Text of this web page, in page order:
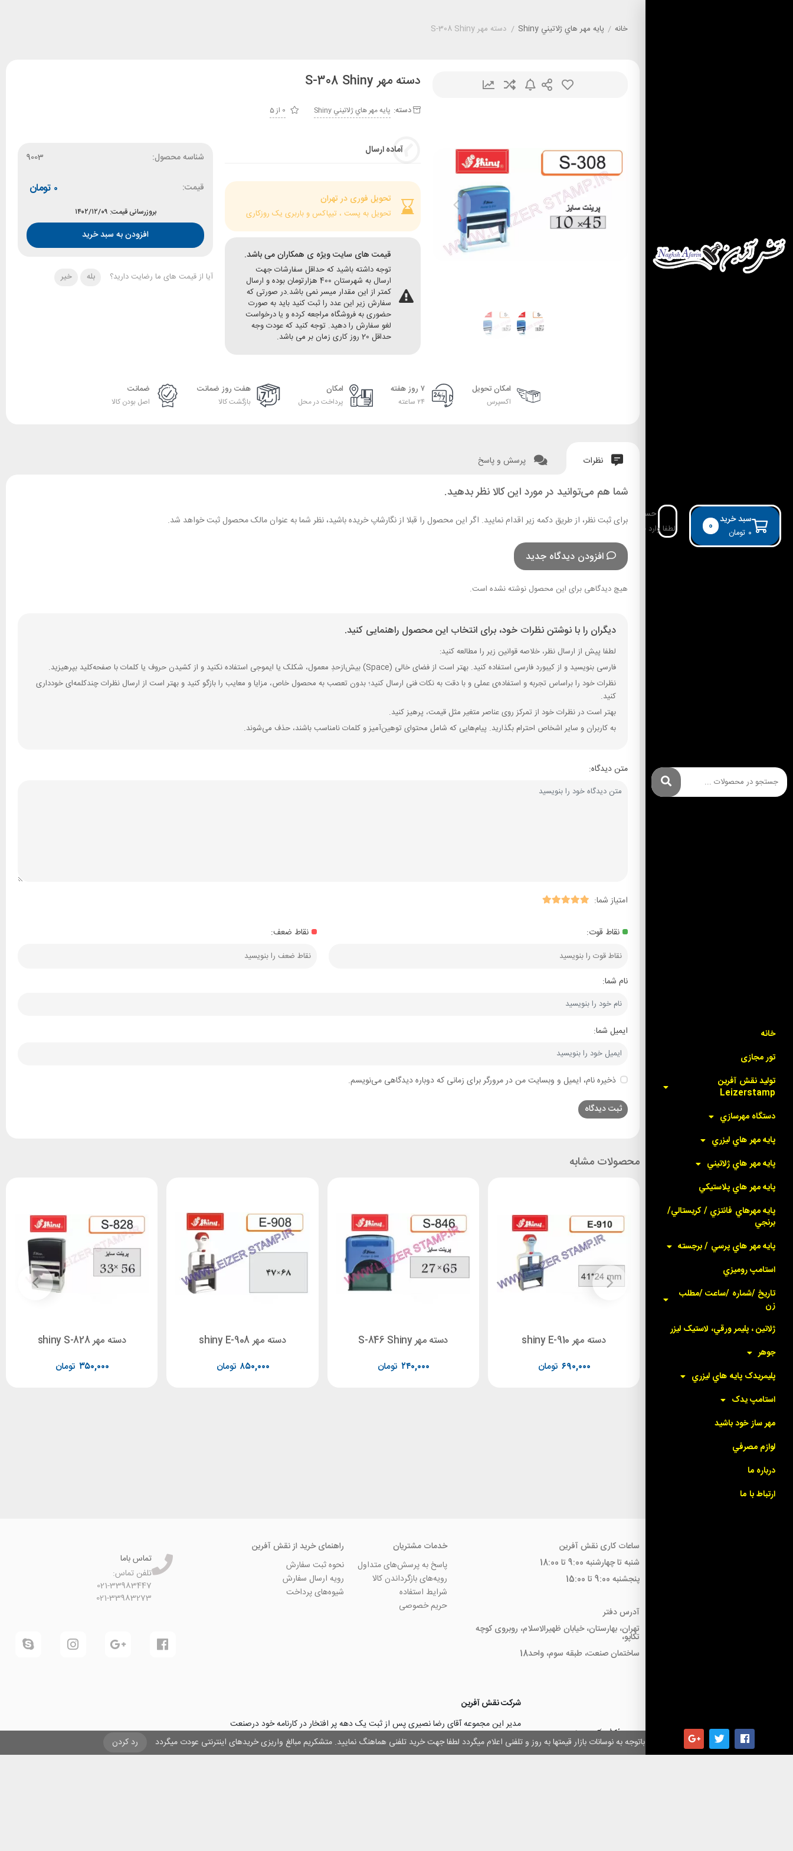
همکاران گرامی باتوجه به نوسانات بازار قیمتها به روز و تلفنی اعلام میگردد لطفا جهت خرید تلفنی هماهنگ نمایید. متشکریم مبالغ واریزی خریدهای اینترنتی عودت میگردد رد کردن
سبد خرید
تومان ۰ 0
حساب کاربری
لطفا وارد حساب خود شوید!
خانه
تور مجازی
توليد نقش آفرين
Leizerstamp
دستگاه مهرسازي
پايه مهر هاي ليزري
پايه مهر هاي ژلاتيني
پايه مهر هاي پلاستيکي
پايه مهرهاي فانتزي / کريستالي/
برنجي
پايه مهر هاي پرسي / برجسته
استامپ روميزي
تاريخ /شماره /ساعت /مطلب
زن
ژلاتين ، پليمر ورقي، لاستيک ليزر
جوهر
پليمريدک پايه هاي ليزري
استامپ يدک
مهر ساز خود باشيد
لوازم مصرفي
درباره ما
ارتباط با ما
خانه / پايه مهر هاي ژلاتيني Shiny / دسته مهر S-308 Shiny
دسته مهر S-308 Shiny
دسته: پايه مهر هاي ژلاتيني Shiny 0 از 5
آماده ارسال
تحویل فوری در تهران
تحویل به پست ، تیپاکس و باربری یک روزکاری
قیمت های سایت ویژه ی همکاران می باشد.
توجه داشته باشید که حداقل سفارشات جهت
ارسال به شهرستان 400 هزارتومان بوده و ارسال
کمتر از این مقدار میسر نمی باشد.در صورتی که
سفارش زیر این عدد را ثبت کنید باید به صورت
حضوری به فروشگاه مراجعه کرده و یا درخواست
لغو سفارش را دهید. توجه کنید که عودت وجه
حداقل 20 روز کاری زمان بر می باشد.
شناسه محصول: 9003
قیمت: تومان ۰
بروزرسانی قیمت: ۱۴۰۲/۱۲/۰۹
افزودن به سبد خرید
آیا از قیمت های ما رضایت دارید؟ بله خیر
امکان تحویل
اکسپرس
۷ روز هفته
۲۴ ساعته
امکان
پرداخت در محل
هفت روز ضمانت
بازگشت کالا
ضمانت
اصل بودن کالا
نظرات پرسش و پاسخ
شما هم می‌توانید در مورد این کالا نظر بدهید.
برای ثبت نظر، از طریق دکمه زیر اقدام نمایید. اگر این محصول را قبلا از نگارشاپ خریده باشید، نظر شما به عنوان مالک محصول ثبت خواهد شد.
افزودن دیدگاه جدید
هیچ دیدگاهی برای این محصول نوشته نشده است.
دیگران را با نوشتن نظرات خود، برای انتخاب این محصول راهنمایی کنید.
لطفا پیش از ارسال نظر، خلاصه قوانین زیر را مطالعه کنید:
فارسی بنویسید و از کیبورد فارسی استفاده کنید. بهتر است از فضای خالی (Space) بیش‌از‌حدِ معمول، شکلک یا ایموجی استفاده نکنید و از کشیدن حروف یا کلمات با صفحه‌کلید بپرهیزید.
نظرات خود را براساس تجربه و استفاده‌ی عملی و با دقت به نکات فنی ارسال کنید؛ بدون تعصب به محصول خاص، مزایا و معایب را بازگو کنید و بهتر است از ارسال نظرات چندکلمه‌‌ای خودداری
کنید.
بهتر است در نظرات خود از تمرکز روی عناصر متغیر مثل قیمت، پرهیز کنید.
به کاربران و سایر اشخاص احترام بگذارید. پیام‌هایی که شامل محتوای توهین‌آمیز و کلمات نامناسب باشند، حذف می‌شوند.
متن دیدگاه:
امتیاز شما:
نقاط قوت: نقاط ضعف:
نام شما:
ایمیل شما:
ذخیره نام، ایمیل و وبسایت من در مرورگر برای زمانی که دوباره دیدگاهی می‌نویسم.
محصولات مشابه
دسته مهر shiny E-910
تومان ۶۹۰,۰۰۰
دسته مهر S-846 Shiny
تومان ۲۴۰,۰۰۰
دسته مهر shiny E-908
تومان ۸۵۰,۰۰۰
دسته مهر shiny S-828
تومان ۳۵۰,۰۰۰
ساعات کاری نقش آفرین
شنبه تا چهارشنبه 9:00 تا 18:00
پنجشنبه 9:00 تا 15:00
آدرس دفتر
تهران، بهارستان، خیابان ظهیرالاسلام، روبروی کوچه
تکاپو،
ساختمان صنعت، طبقه سوم، واحد18
خدمات مشتریان
پاسخ به پرسش‌های متداول
رویه‌های بازگرداندن کالا
شرایط استفاده
حریم خصوصی
راهنمای خرید از نقش آفرین
نحوه ثبت سفارش
رویه ارسال سفارش
شیوه‌های پرداخت
تماس باما
تلفن تماس:
021-33983447
021-33983273
شرکت نقش آفرین
مدیر این مجموعه آقای رضا نصیری پس از ثبت یک دهه پر افتخار در کارنامه خود درصنعت
چاپ و تبلیغات با تولید مجموعه‌های آسان کارت ۱ -۲ -۳، با کارآفرینی و ایجاد شغل برای حداقل
۳۰۰۰ نفر و دریافت تندیس کار آفرینان برتر، برآن شدند تا با ایجاد نوآوری و تحول در صنعت